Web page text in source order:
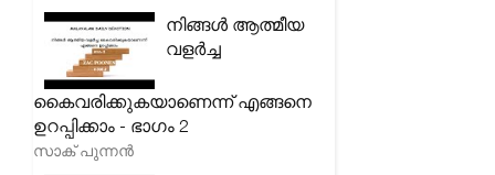
നിങ്ങൾ ആത്മീയ
വളർച്ച
കൈവരിക്കുകയാണെന്ന് എങ്ങനെ
ഉറപ്പിക്കാം - ഭാഗം 2
സാക് പുന്നൻ